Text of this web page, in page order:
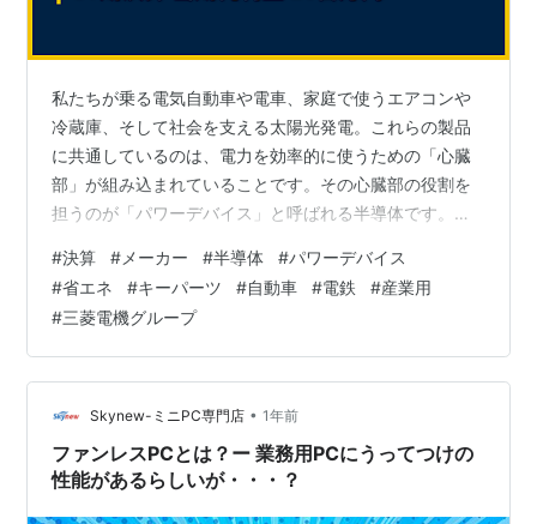
私たちが乗る電気自動車や電車、家庭で使うエアコンや
冷蔵庫、そして社会を支える太陽光発電。これらの製品
に共通しているのは、電力を効率的に使うための「心臓
部」が組み込まれていることです。その心臓部の役割を
担うのが「パワーデバイス」と呼ばれる半導体です。脱
電気製品の省エネルギー化を推進するこのキーパーツの
重要性は、日に日に高まっています。しかし、その重要
な部品がどこで、どのように作られているのかを知る機
会は多くありません。 今回は、世界トップクラスを走る
三菱電機製パワーデバイスの中核的製造会社として、環
境調和型社会の発展を支える、メルコパワーデバイス…
#決算 # メーカー #半導体 #パワーデバイス
#省エネ #キーパーツ #自動車 #電鉄 #産業用
#三菱電機グループ
Skynew-ミニPC専門店 • 1年前
ファンレスPCとは？ー 業務用PCにうってつけの
性能があるらしいが・・・？